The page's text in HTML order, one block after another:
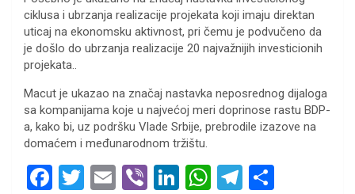
ciklusa i ubrzanja realizacije projekata koji imaju direktan
uticaj na ekonomsku aktivnost, pri čemu je podvučeno da
je došlo do ubrzanja realizacije 20 najvažnijih investicionih
projekata..
Macut je ukazao na značaj nastavka neposrednog dijaloga
sa kompanijama koje u najvećoj meri doprinose rastu BDP-
a, kako bi, uz podršku Vlade Srbije, prebrodile izazove na
domaćem i međunarodnom tržištu.
F
T
E
Vi Li
W T